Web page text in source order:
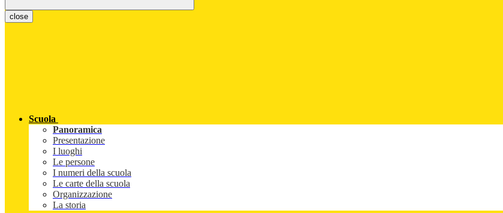
close
Scuola
Panoramica
Presentazione
I luoghi
Le persone
I numeri della scuola
Le carte della scuola
Organizzazione
La storia